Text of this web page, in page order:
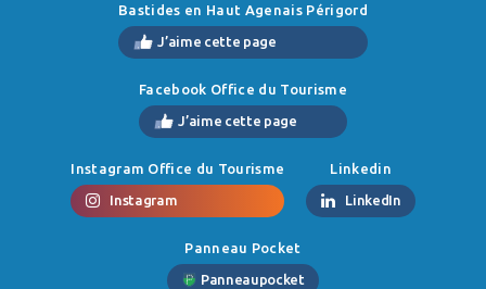
Bastides en Haut Agenais Périgord
J’aime cette page
Facebook Office du Tourisme
J’aime cette page
Instagram Office du Tourisme
Instagram
Linkedin
LinkedIn
Panneau Pocket
Panneaupocket